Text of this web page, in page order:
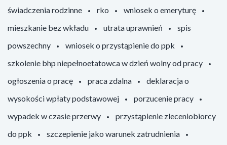
świadczenia rodzinne
rko
wniosek o emeryturę
mieszkanie bez wkładu
utrata uprawnień
spis
powszechny
wniosek o przystąpienie do ppk
szkolenie bhp niepełnoetatowca w dzień wolny od pracy
ogłoszenia o pracę
praca zdalna
deklaracja o
wysokości wpłaty podstawowej
porzucenie pracy
wypadek w czasie przerwy
przystąpienie zleceniobiorcy
do ppk
szczepienie jako warunek zatrudnienia